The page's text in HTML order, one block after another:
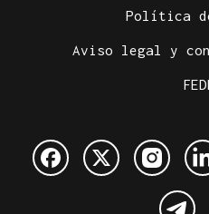
Política
Aviso legal y